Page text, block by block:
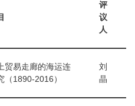
评
议
人
贸易走廊的海运连
（1890-2016）
刘
晶